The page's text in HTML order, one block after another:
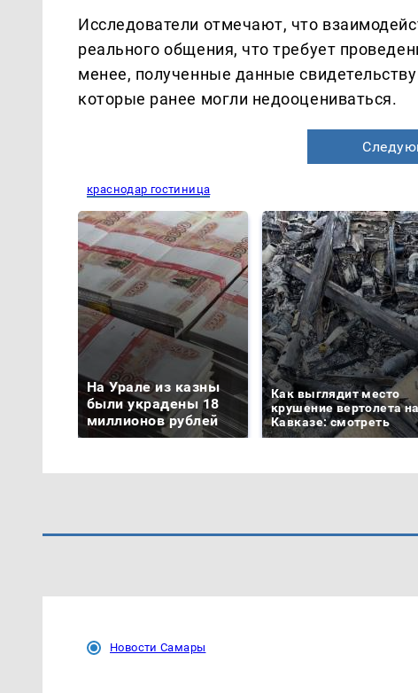
Исследователи отмечают, что
реального общения, что требует
менее, полученные данные
которые ранее могли недооцениваться.
краснодар гостиница
На Урале из казны
были украдены 18
миллионов рублей
Как выглядит место
крушение вертолета
Кавказе: смотреть
Новости Самары